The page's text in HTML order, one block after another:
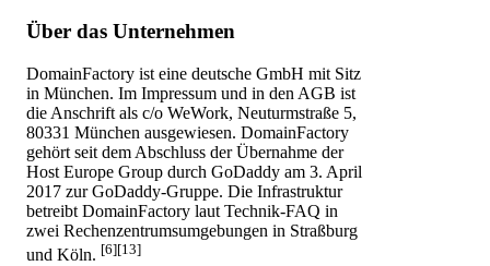
Über das Unternehmen
DomainFactory ist eine deutsche GmbH mit Sitz
in München. Im Impressum und in den AGB ist
die Anschrift als c/o WeWork, Neuturmstraße 5,
80331 München ausgewiesen. DomainFactory
gehört seit dem Abschluss der Übernahme der
Host Europe Group durch GoDaddy am 3. April
2017 zur GoDaddy-Gruppe. Die Infrastruktur
betreibt DomainFactory laut Technik-FAQ in
zwei Rechenzentrumsumgebungen in Straßburg
und Köln. [6][13]